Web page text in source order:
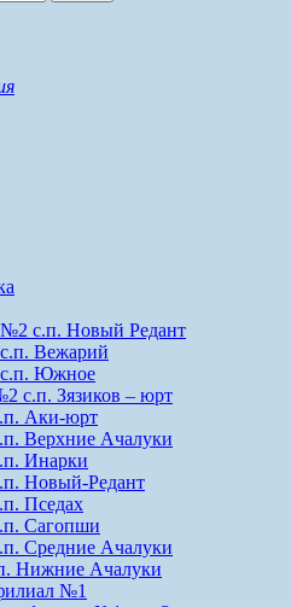
с.п. Новый Редант
Вежарий
Южное
с.п. Зязиков – юрт
Аки-юрт
Верхние Ачалуки
Инарки
Новый-Редант
Пседах
Сагопши
Средние Ачалуки
Нижние Ачалуки
№1